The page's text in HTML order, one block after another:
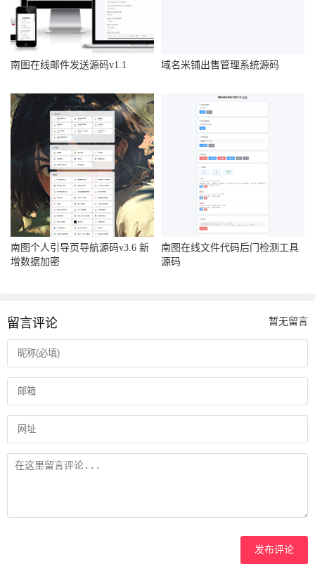
南图在线邮件发送源码v1.1 域名米铺出售管理系统源码
南图个人引导页导航源码v3.6 新
增数据加密
南图在线文件代码后门检测工具
源码
留言评论 暂无留言
发布评论